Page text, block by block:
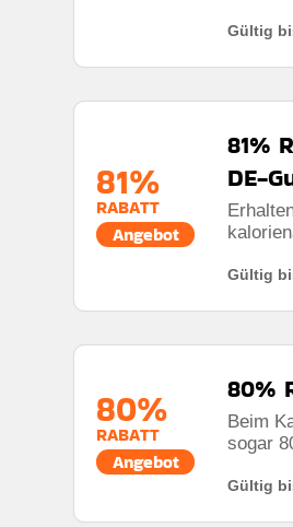
Gültig
81%
RABATT
Angebot
81%
DE-
Gültig
80%
RABATT
Angebot
80%
Beim
sogar
Gültig